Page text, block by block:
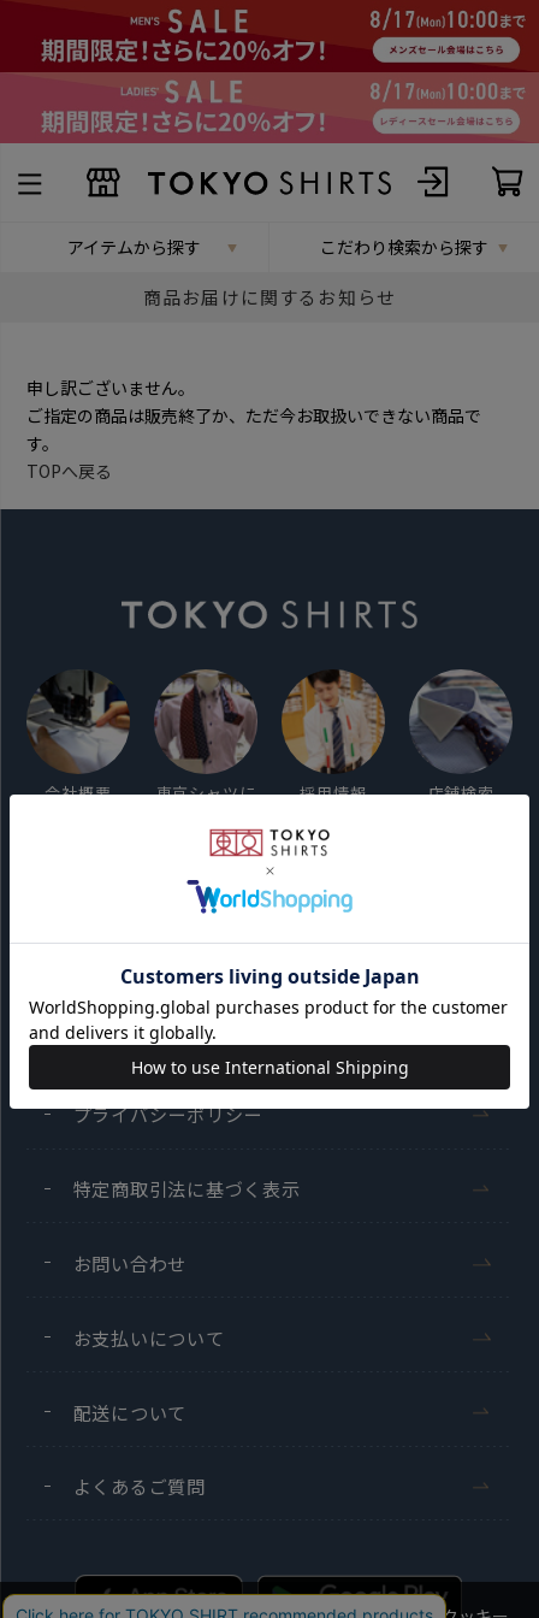
アイテムから探す こだわり検索から探す
商品お届けに関するお知らせ
申し訳ございません。
ご指定の商品は販売終了か、ただ今お取扱いできない商品で
す。
TOPへ戻る
会社概要
東京シャツに
採用情報 店舗検索
ご利用ガイド
サイト利用規約
会員利用規約
プライバシーポリシー
特定商取引法に基づく表示
お問い合わせ
お支払いについて
配送について
よくあるご質問